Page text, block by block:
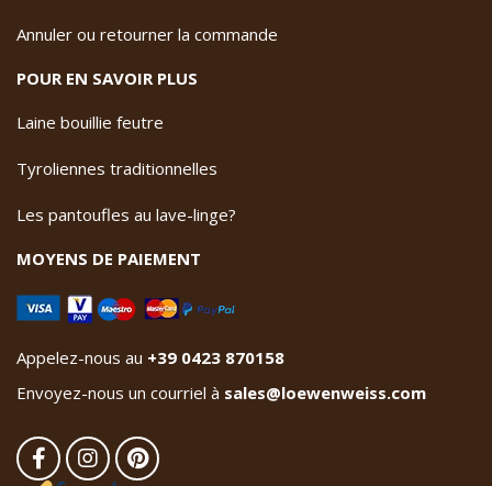
Annuler ou retourner la commande
POUR EN SAVOIR PLUS
Laine bouillie feutre
Tyroliennes traditionnelles
Les pantoufles au lave-linge?
MOYENS DE PAIEMENT
Appelez-nous au +39 0423 870158
Envoyez-nous un courriel à sales@loewenweiss.com